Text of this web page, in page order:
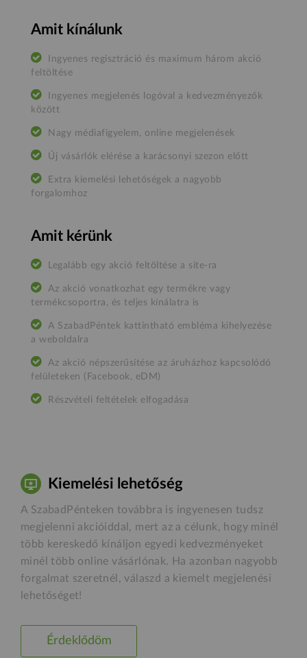
Amit kínálunk
Ingyenes regisztráció és maximum három akció
feltöltése
Ingyenes megjelenés logóval a kedvezményezők
között
Nagy médiafigyelem, online megjelenések
Új vásárlók elérése a karácsonyi szezon előtt
Extra kiemelési lehetőségek a nagyobb
forgalomhoz
Amit kérünk
Legalább egy akció feltöltése a site-ra
Az akció vonatkozhat egy termékre vagy
termékcsoportra, és teljes kínálatra is
A SzabadPéntek kattintható embléma kihelyezése
a weboldalra
Az akció népszerűsítése az áruházhoz kapcsolódó
felületeken (Facebook, eDM)
Részvételi feltételek elfogadása
Kiemelési lehetőség
A SzabadPénteken továbbra is ingyenesen tudsz
megjelenni akcióiddal, mert az a célunk, hogy minél
több kereskedő kínáljon egyedi kedvezményeket
minél több online vásárlónak. Ha azonban nagyobb
forgalmat szeretnél, válaszd a kiemelt megjelenési
lehetőséget!
Érdeklődöm